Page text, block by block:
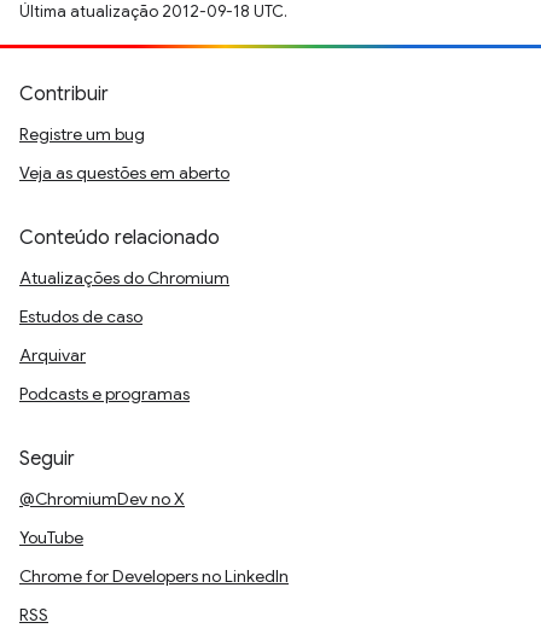
Última atualização 2012-09-18 UTC.
Contribuir
Registre um bug
Veja as questões em aberto
Conteúdo relacionado
Atualizações do Chromium
Estudos de caso
Arquivar
Podcasts e programas
Seguir
@ChromiumDev no X
YouTube
Chrome for Developers no LinkedIn
RSS